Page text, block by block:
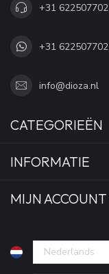
+31 622507702
+31 622507702
info@dioza.nl
CATEGORIEËN
INFORMATIE
MIJN ACCOUNT